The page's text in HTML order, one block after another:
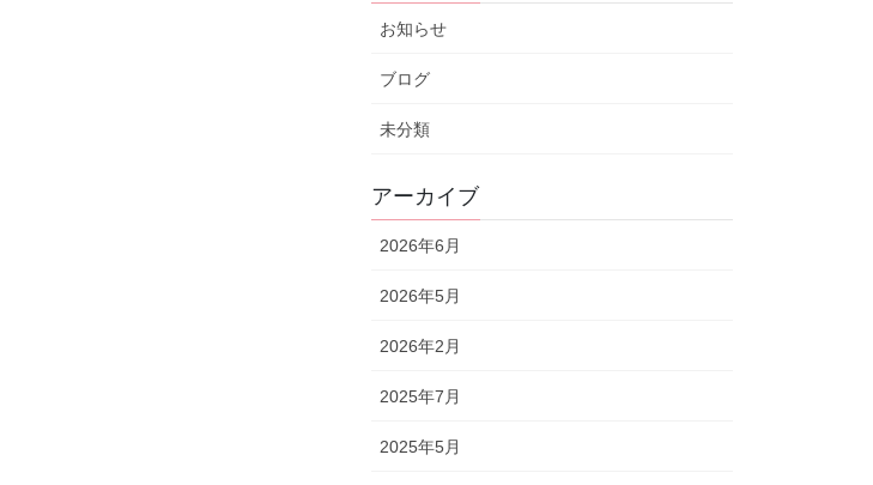
お知らせ
ブログ
未分類
アーカイブ
2026年6月
2026年5月
2026年2月
2025年7月
2025年5月